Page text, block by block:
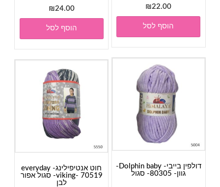
₪22.00
הוסף לסל
₪24.00
הוסף לסל
דולפין בייבי- Dolphin baby-
גוון- 80305- סגול
חוט אנטיפילינג- everyday
viking- 70519- סגול אפור
לבן